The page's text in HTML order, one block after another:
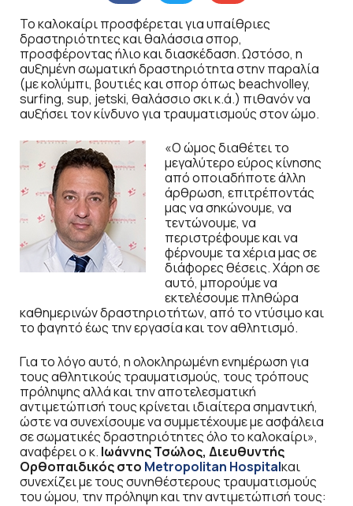
Το καλοκαίρι προσφέρεται για υπαίθριες
δραστηριότητες και θαλάσσια σπορ,
προσφέροντας ήλιο και διασκέδαση. Ωστόσο, η
αυξημένη σωματική δραστηριότητα στην παραλία
(με κολύμπι, βουτιές και σπορ όπως beachvolley,
surfing, sup, jetski, θαλάσσιο σκι κ.ά.) πιθανόν να
αυξήσει τον κίνδυνο για τραυματισμούς στον ώμο.
«Ο ώμος διαθέτει το
μεγαλύτερο εύρος κίνησης
από οποιαδήποτε άλλη
άρθρωση, επιτρέποντάς
μας να σηκώνουμε, να
τεντώνουμε, να
περιστρέφουμε και να
φέρνουμε τα χέρια μας σε
διάφορες θέσεις. Χάρη σε
αυτό, μπορούμε να
εκτελέσουμε πληθώρα
καθημερινών δραστηριοτήτων, από το ντύσιμο και
το φαγητό έως την εργασία και τον αθλητισμό.
Για το λόγο αυτό, η ολοκληρωμένη ενημέρωση για
τους αθλητικούς τραυματισμούς, τους τρόπους
πρόληψης αλλά και την αποτελεσματική
αντιμετώπισή τους κρίνεται ιδιαίτερα σημαντική,
ώστε να συνεχίσουμε να συμμετέχουμε με ασφάλεια
σε σωματικές δραστηριότητες όλο το καλοκαίρι»,
αναφέρει ο κ. Ιωάννης Τσώλος, Διευθυντής
Ορθοπαιδικός στο Metropolitan Hospitalκαι
συνεχίζει με τους συνηθέστερους τραυματισμούς
του ώμου, την πρόληψη και την αντιμετώπισή τους: